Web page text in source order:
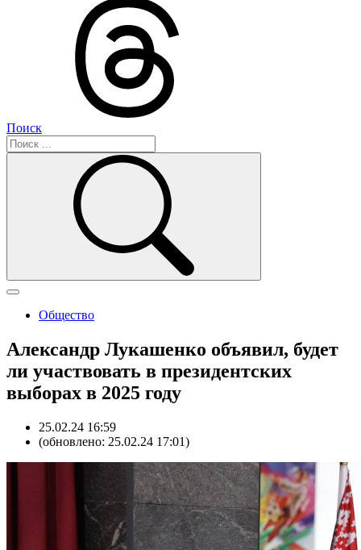
Поиск
Общество
Александр Лукашенко объявил, будет
ли участвовать в президентских
выборах в 2025 году
25.02.24 16:59
(обновлено: 25.02.24 17:01)